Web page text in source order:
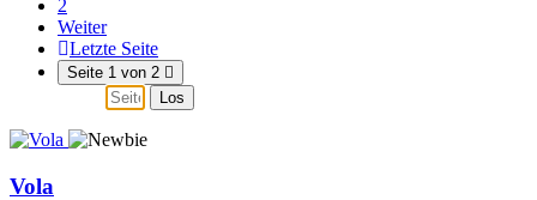
2
Weiter
Letzte Seite
Seite 1 von 2
Los
Vola